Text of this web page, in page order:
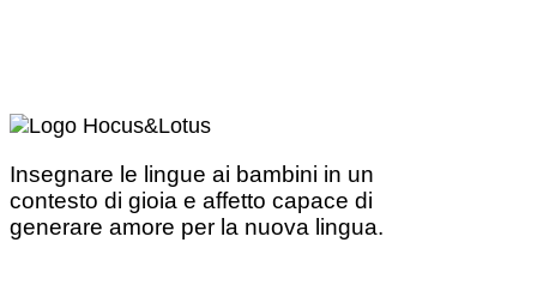
Insegnare le lingue ai bambini in un
contesto di gioia e affetto capace di
generare amore per la nuova lingua.